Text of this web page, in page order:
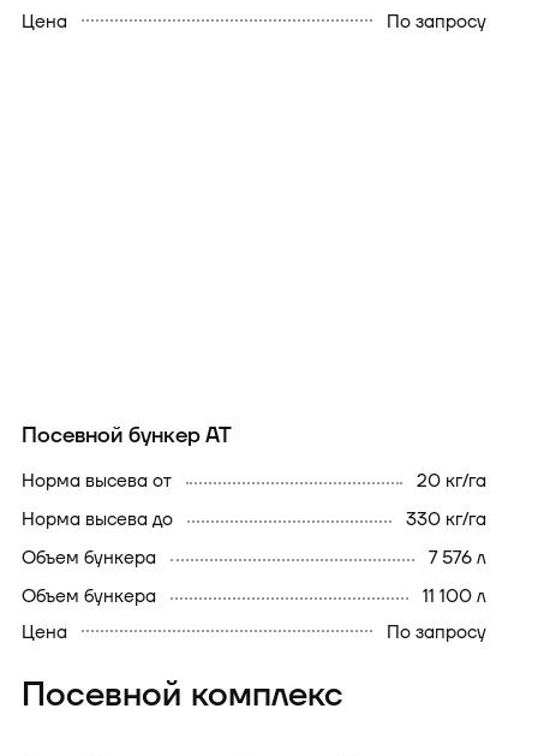
Цена
По запросу
Посевной бункер АТ
норма высева от
20 кг/га
норма высева до
330 кг/га
объем бункера
7 576 л
объем бункера
11 100 л
Цена
По запросу
Посевной комплекс